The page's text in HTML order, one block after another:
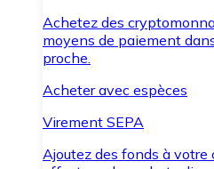
Achetez des
moyens de paiement
proche.
Acheter avec espèces
Virement SEPA
Ajoutez des fonds à